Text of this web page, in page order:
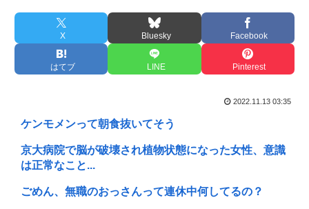
X Bluesky Facebook
はてブ LINE Pinterest
2022.11.13 03:35
ケンモメンって朝食抜いてそう
京大病院で脳が破壊され植物状態になった女性、意識
は正常なこと...
ごめん、無職のおっさんって連休中何してるの？